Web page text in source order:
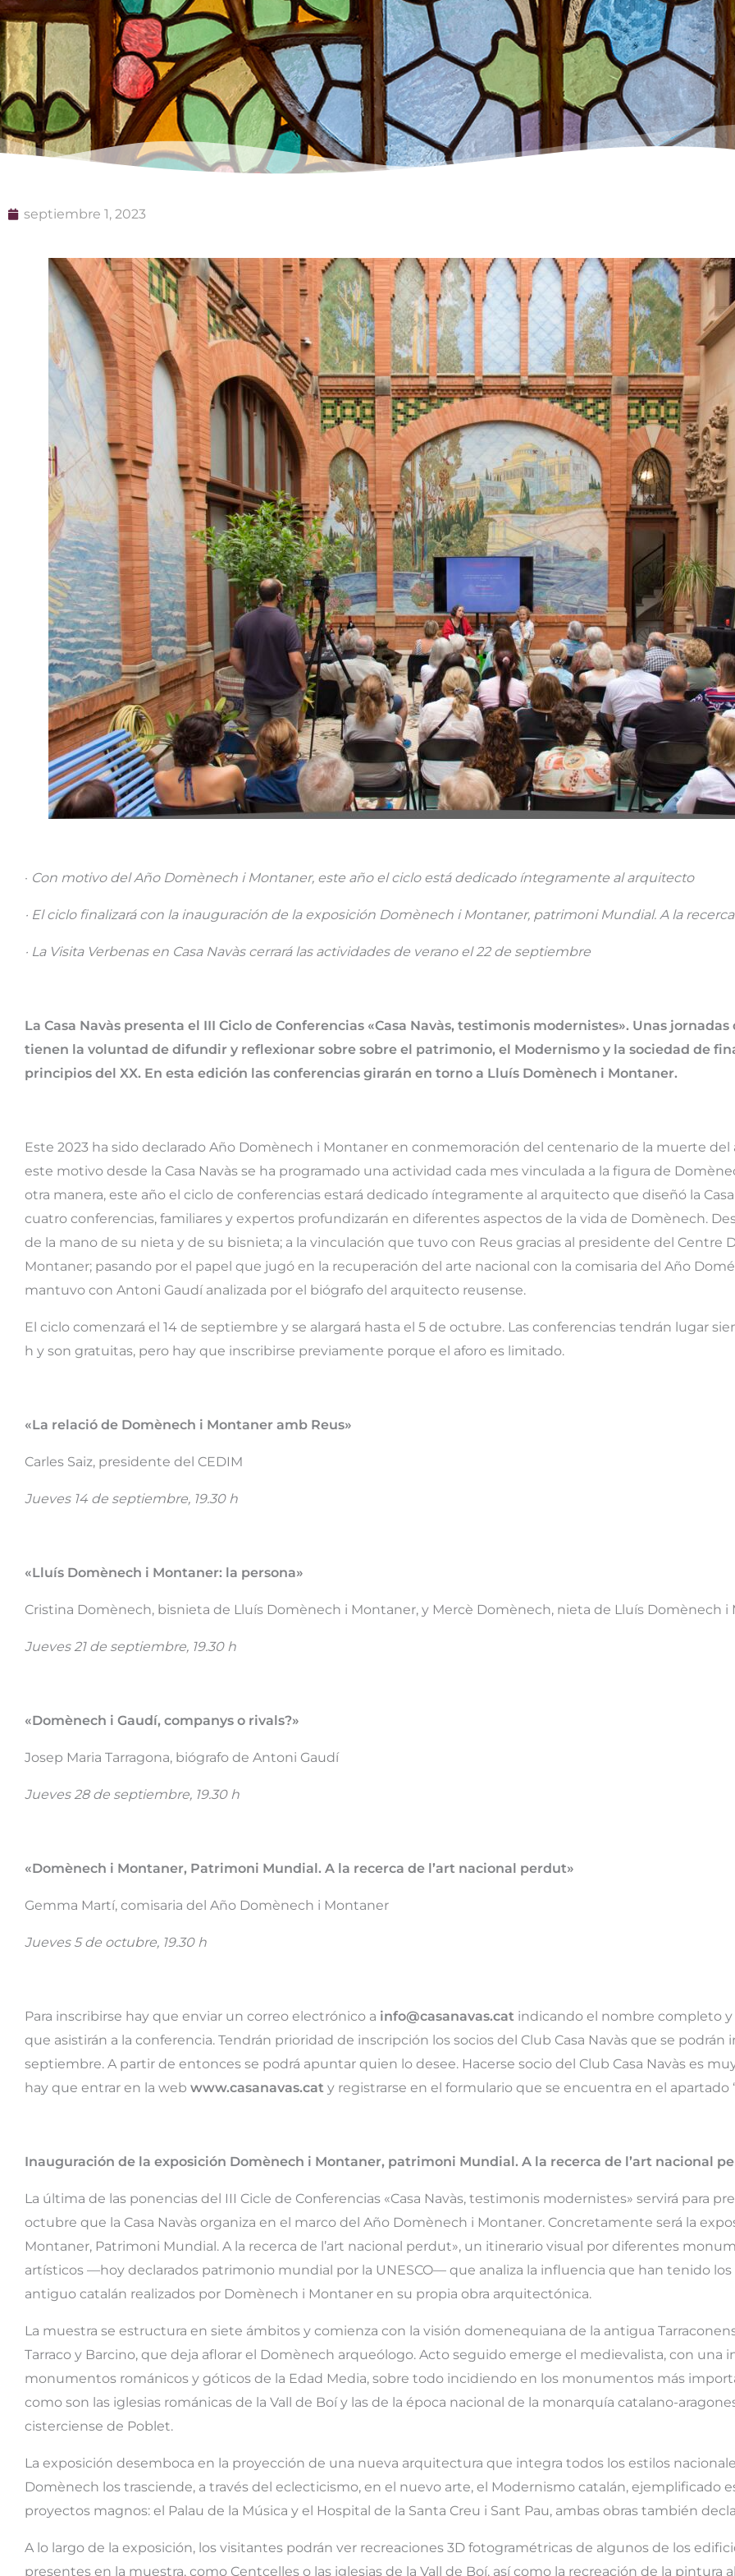
septiembre 1, 2023
· Con motivo del Año Domènech i Montaner, este año el ciclo está dedicado íntegramente al arquitecto
· El ciclo finalizará con la inauguración de la exposición Domènech i Montaner, patrimoni Mundial. A la recerca
· La Visita Verbenas en Casa Navàs cerrará las actividades de verano el 22 de septiembre
La Casa Navàs presenta el III Ciclo de Conferencias «Casa Navàs, testimonis modernistes». Unas
tienen la voluntad de difundir y reflexionar sobre sobre el patrimonio, el Modernismo y la sociedad de
principios del XX. En esta edición las conferencias girarán en torno a Lluís Domènech i Montaner.
Este 2023 ha sido declarado Año Domènech i Montaner en conmemoración del centenario de la muerte
este motivo desde la Casa Navàs se ha programado una actividad cada mes vinculada a la figura de
otra manera, este año el ciclo de conferencias estará dedicado íntegramente al arquitecto que diseñó la Casa
cuatro conferencias, familiares y expertos profundizarán en diferentes aspectos de la vida de Domènech.
de la mano de su nieta y de su bisnieta; a la vinculación que tuvo con Reus gracias al presidente del Centre
Montaner; pasando por el papel que jugó en la recuperación del arte nacional con la comisaria del Año
mantuvo con Antoni Gaudí analizada por el biógrafo del arquitecto reusense.
El ciclo comenzará el 14 de septiembre y se alargará hasta el 5 de octubre. Las conferencias tendrán lugar
h y son gratuitas, pero hay que inscribirse previamente porque el aforo es limitado.
«La relació de Domènech i Montaner amb Reus»
Carles Saiz, presidente del CEDIM
Jueves 14 de septiembre, 19.30 h
«Lluís Domènech i Montaner: la persona»
Cristina Domènech, bisnieta de Lluís Domènech i Montaner, y Mercè Domènech, nieta de Lluís Domènech i
Jueves 21 de septiembre, 19.30 h
«Domènech i Gaudí, companys o rivals?»
Josep Maria Tarragona, biógrafo de Antoni Gaudí
Jueves 28 de septiembre, 19.30 h
«Domènech i Montaner, Patrimoni Mundial. A la recerca de l’art nacional perdut»
Gemma Martí, comisaria del Año Domènech i Montaner
Jueves 5 de octubre, 19.30 h
Para inscribirse hay que enviar un correo electrónico a info@casanavas.cat indicando el nombre completo
que asistirán a la conferencia. Tendrán prioridad de inscripción los socios del Club Casa Navàs que se podrán
septiembre. A partir de entonces se podrá apuntar quien lo desee. Hacerse socio del Club Casa Navàs es
hay que entrar en la web www.casanavas.cat y registrarse en el formulario que se encuentra en el apartado
Inauguración de la exposición Domènech i Montaner, patrimoni Mundial. A la recerca de l’art nacional
La última de las ponencias del III Cicle de Conferencias «Casa Navàs, testimonis modernistes» servirá para
octubre que la Casa Navàs organiza en el marco del Año Domènech i Montaner. Concretamente será la
Montaner, Patrimoni Mundial. A la recerca de l’art nacional perdut», un itinerario visual por diferentes
artísticos —hoy declarados patrimonio mundial por la UNESCO— que analiza la influencia que han tenido
antiguo catalán realizados por Domènech i Montaner en su propia obra arquitectónica.
La muestra se estructura en siete ámbitos y comienza con la visión domenequiana de la antigua
Tarraco y Barcino, que deja aflorar el Domènech arqueólogo. Acto seguido emerge el medievalista, con una
monumentos románicos y góticos de la Edad Media, sobre todo incidiendo en los monumentos más
como son las iglesias románicas de la Vall de Boí y las de la época nacional de la monarquía catalano-
cisterciense de Poblet.
La exposición desemboca en la proyección de una nueva arquitectura que integra todos los estilos
Domènech los trasciende, a través del eclecticismo, en el nuevo arte, el Modernismo catalán, ejemplificado
proyectos magnos: el Palau de la Música y el Hospital de la Santa Creu i Sant Pau, ambas obras también
A lo largo de la exposición, los visitantes podrán ver recreaciones 3D fotogramétricas de algunos de los
presentes en la muestra, como Centcelles o las iglesias de la Vall de Boí, así como la recreación de la pintura